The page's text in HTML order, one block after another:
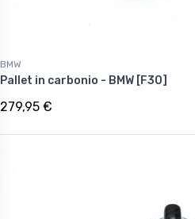
BMW
Pallet in carbonio - BMW [F30]
279,95 €